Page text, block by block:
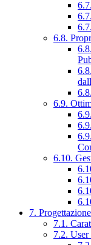
6.8.
6.9.
6.10.
7.
7.1.
7.2. User